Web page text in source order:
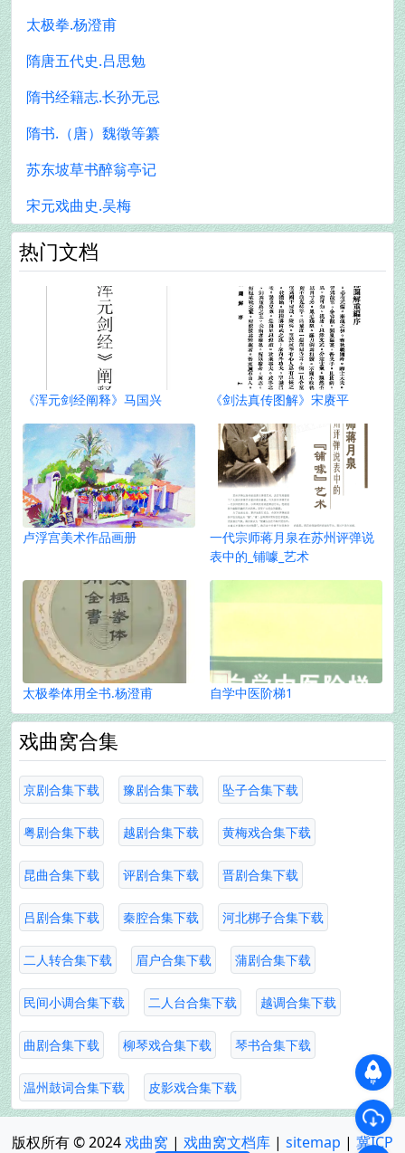
太极拳.杨澄甫
隋唐五代史.吕思勉
隋书经籍志.长孙无忌
隋书.（唐）魏徵等纂
苏东坡草书醉翁亭记
宋元戏曲史.吴梅
热门文档
《浑元剑经阐释》马国兴 《剑法真传图解》宋赓平
卢浮宫美术作品画册
一代宗师蒋月泉在苏州评弹说
表中的_铺噱_艺术
太极拳体用全书.杨澄甫 自学中医阶梯1
戏曲窝合集
京剧合集下载 豫剧合集下载 坠子合集下载
粤剧合集下载 越剧合集下载 黄梅戏合集下载
昆曲合集下载 评剧合集下载 晋剧合集下载
吕剧合集下载 秦腔合集下载 河北梆子合集下载
二人转合集下载 眉户合集下载 蒲剧合集下载
民间小调合集下载 二人台合集下载 越调合集下载
曲剧合集下载 柳琴戏合集下载 琴书合集下载
温州鼓词合集下载 皮影戏合集下载
版权所有 © 2024戏曲窝 | 戏曲窝文档库 | sitemap | 冀ICP